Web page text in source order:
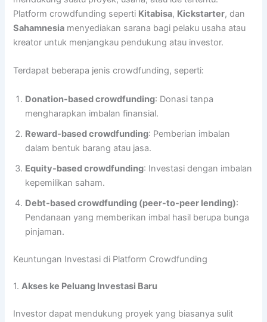
Platform crowdfunding seperti Kitabisa, Kickstarter, dan
Sahamnesia menyediakan sarana bagi pelaku usaha atau
kreator untuk menjangkau pendukung atau investor.
Terdapat beberapa jenis crowdfunding, seperti:
Donation-based crowdfunding: Donasi tanpa
mengharapkan imbalan finansial.
Reward-based crowdfunding: Pemberian imbalan
dalam bentuk barang atau jasa.
Equity-based crowdfunding: Investasi dengan imbalan
kepemilikan saham.
Debt-based crowdfunding (peer-to-peer lending):
Pendanaan yang memberikan imbal hasil berupa bunga
pinjaman.
Keuntungan Investasi di Platform Crowdfunding
1.Akses ke Peluang Investasi Baru
Investor dapat mendukung proyek yang biasanya sulit